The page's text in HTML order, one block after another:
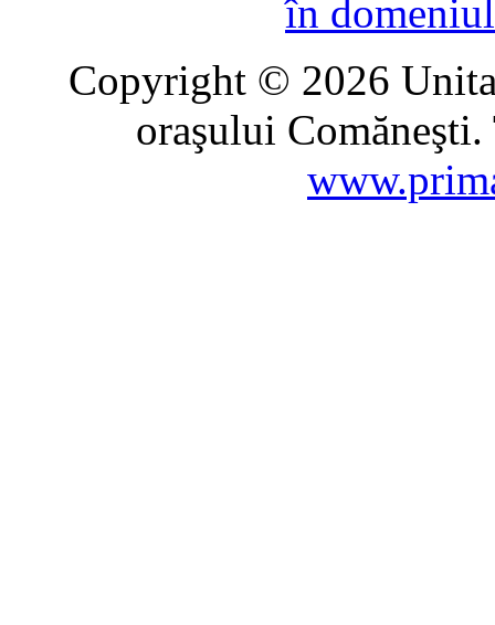
în
Copyright © 2026
oraşului